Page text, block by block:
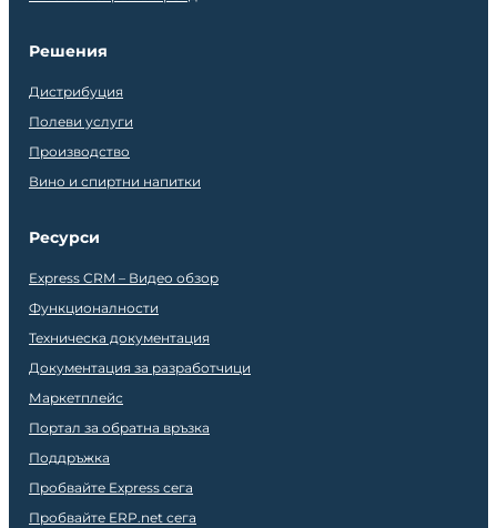
Решения
Дистрибуция
Полеви услуги
Производство
Вино и спиртни напитки
Ресурси
Express CRM – Видео обзор
Функционалности
Техническа документация
Документация за разработчици
Маркетплейс
Портал за обратна връзка
Поддръжка
Пробвайте Express сега
Пробвайте ERP.net сега